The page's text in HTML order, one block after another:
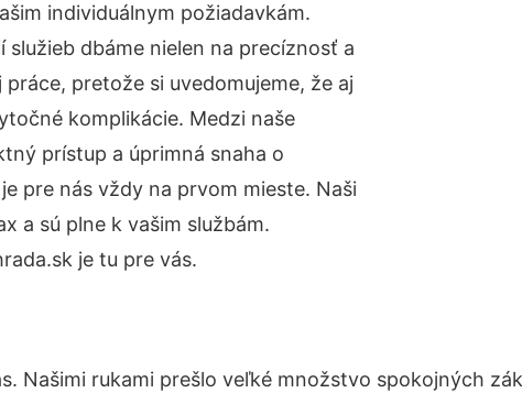
individuálnym požiadavkám.
služieb dbáme nielen na precíznosť a
pretože si uvedomujeme, že aj
komplikácie. Medzi naše
prístup a úprimná snaha o
pre nás vždy na prvom mieste. Naši
a sú plne k vašim službám.
je tu pre vás.
Našimi rukami prešlo veľké množstvo spokojných